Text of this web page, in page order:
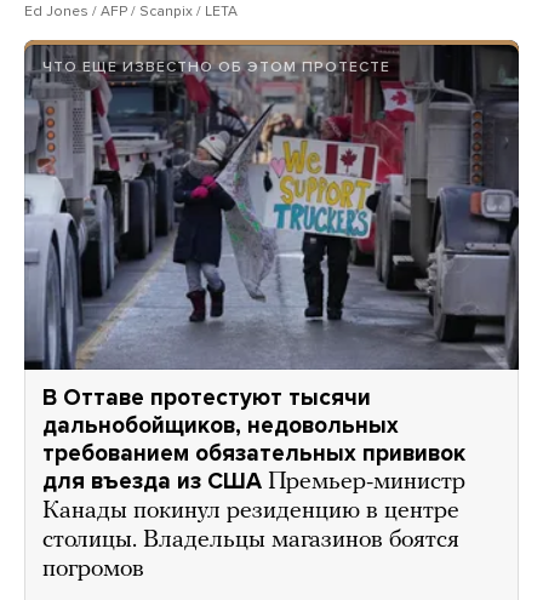
Ed Jones / AFP / Scanpix / LETA
ЧТО ЕЩЕ ИЗВЕСТНО ОБ ЭТОМ ПРОТЕСТЕ
В Оттаве протестуют тысячи
дальнобойщиков, недовольных
требованием обязательных прививок
для въезда из США Премьер-министр
Канады покинул резиденцию в центре
столицы. Владельцы магазинов боятся
погромов